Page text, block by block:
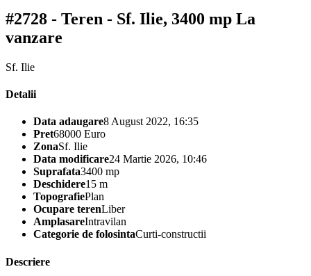
#2728 - Teren - Sf. Ilie, 3400 mp La
vanzare
Sf. Ilie
Detalii
Data adaugare8 August 2022, 16:35
Pret68000 Euro
ZonaSf. Ilie
Data modificare24 Martie 2026, 10:46
Suprafata3400 mp
Deschidere15 m
TopografiePlan
Ocupare terenLiber
AmplasareIntravilan
Categorie de folosintaCurti-constructii
Descriere